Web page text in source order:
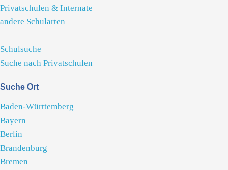
Privatschulen & Internate
andere Schularten
Schulsuche
Suche nach Privatschulen
Suche Ort
Baden-Württemberg
Bayern
Berlin
Brandenburg
Bremen